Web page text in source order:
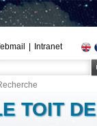
Intranet
TOIT DE